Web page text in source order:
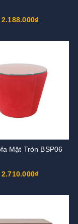
2.188.000₫
Mặt Tròn BSP06
2.710.000₫